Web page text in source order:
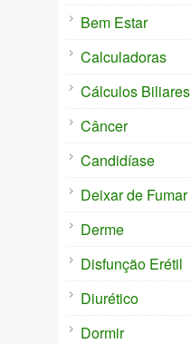
Bem Estar
Calculadoras
Cálculos Biliares
Câncer
Candidíase
Deixar de Fumar
Derme
Disfunção Erétil
Diurético
Dormir